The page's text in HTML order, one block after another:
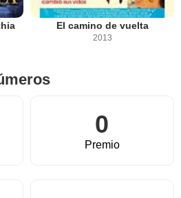
El camino de vuelta
2013
0
Premio